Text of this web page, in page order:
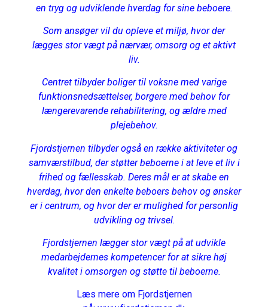
en tryg og udviklende hverdag for sine beboere.
Som ansøger vil du opleve et miljø, hvor der
lægges stor vægt på nærvær, omsorg og et aktivt
liv.
Centret tilbyder boliger til voksne med varige
funktionsnedsættelser, borgere med behov for
længerevarende rehabilitering, og ældre med
plejebehov.
Fjordstjernen tilbyder også en række aktiviteter og
samværstilbud, der støtter beboerne i at leve et liv i
frihed og fællesskab. Deres mål er at skabe en
hverdag, hvor den enkelte beboers behov og ønsker
er i centrum, og hvor der er mulighed for personlig
udvikling og trivsel.
Fjordstjernen lægger stor vægt på at udvikle
medarbejdernes kompetencer for at sikre høj
kvalitet i omsorgen og støtte til beboerne.
Læs mere om Fjordstjernen